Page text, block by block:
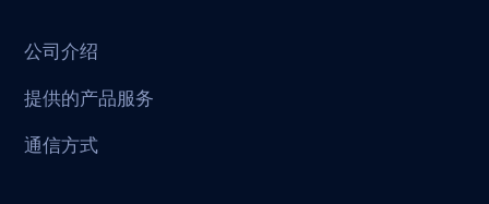
公司介绍
提供的产品服务
通信方式